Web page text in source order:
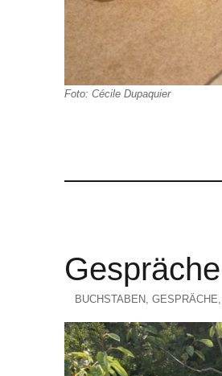
Foto: Cécile Dupaquier
Gespräche
Veröffentlicht
am
KATEGORIEN
BUCHSTABEN,GESPRÄCHE,